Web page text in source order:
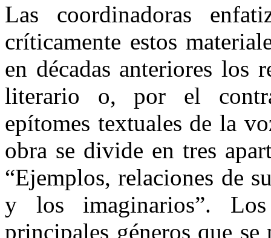
Las coordinadoras
críticamente estos
en décadas anteriores los
literario o, por el
epítomes textuales de la
obra se divide en tres
“Ejemplos, relaciones de
y los imaginarios”.
principales géneros que